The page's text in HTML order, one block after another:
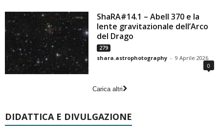
ShaRA#14.1 – Abell 370 e la
lente gravitazionale dell’Arco
del Drago
279
shara.astrophotography - 9 Aprile 2026
0
Carica altri
DIDATTICA E DIVULGAZIONE